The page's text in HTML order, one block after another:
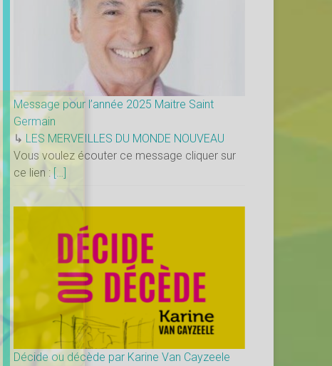
Message pour l’année 2025 Maitre Saint
Germain
↳ LES MERVEILLES DU MONDE NOUVEAU
Vous voulez écouter ce message cliquer sur
ce lien :[…]
Décide ou décède par Karine Van Cayzeele
×